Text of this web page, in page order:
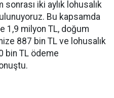
iki aylık lohusalık
Bu kapsamda
1,9 milyon TL, doğum
887 bin TL ve lohusalık
bin TL ödeme